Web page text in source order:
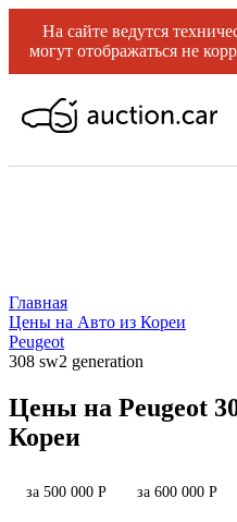
На сайте ведутся
могут отображаться не
Главная
Цены на Авто из Кореи
Peugeot
308 sw2 generation
Цены на Peugeot
Кореи
за 500 000 Р за 600 000 Р